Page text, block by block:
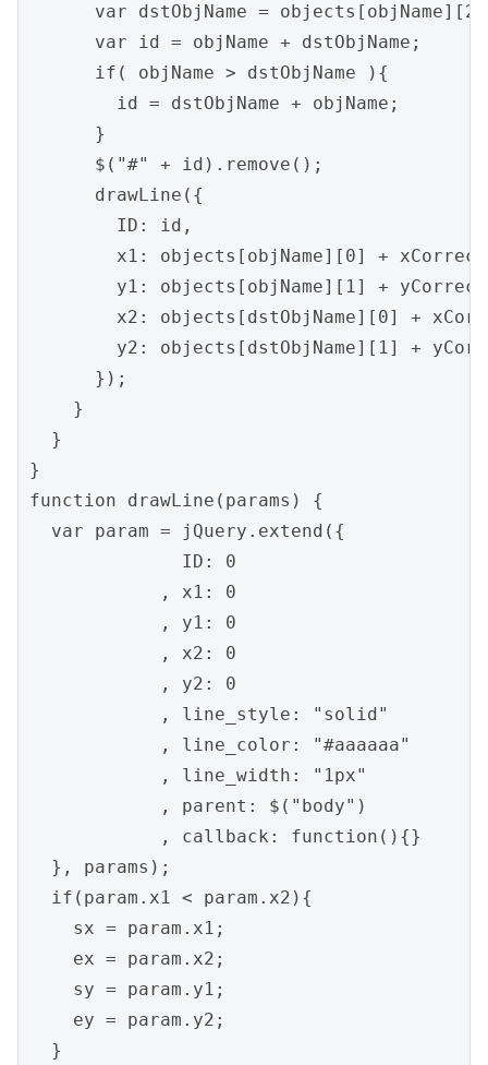
var dstObjName =
      var id = objName + dstObjName;
      if( objName > dstObjName ){
        id = dstObjName + objName;
      }
      $("#" + id).remove();
      drawLine({
        ID: id,
x1: objects[objName][0] +
y1: objects[objName][1] +
x2: objects[dstObjName][0] +
y2: objects[dstObjName][1] +
      });
    }
  }
}
function drawLine(params) {
  var param = jQuery.extend({
              ID: 0
            , x1: 0
            , y1: 0
            , x2: 0
            , y2: 0
            , line_style: "solid"
            , line_color: "#aaaaaa"
            , line_width: "1px"
            , parent: $("body")
            , callback: function(){}
  }, params);
  if(param.x1 < param.x2){
    sx = param.x1;
    ex = param.x2;
    sy = param.y1;
    ey = param.y2;
  }